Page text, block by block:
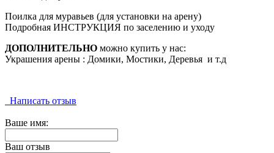
Поилка для муравьев (для установки на арену)
Подробная ИНСТРУКЦИЯ по заселению и уходу
ДОПОЛНИТЕЛЬНО можно купить у нас:
Украшения арены : Домики, Мостики, Деревья и т.д
Написать отзыв
Ваше имя:
Ваш отзыв